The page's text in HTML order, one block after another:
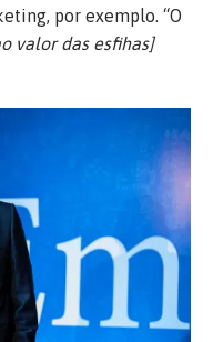
por exemplo. “O
valor das esfihas]